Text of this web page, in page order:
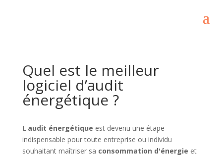
Quel est le meilleur
logiciel d’audit
énergétique ?
L'audit énergétique est devenu une étape
indispensable pour toute entreprise ou individu
souhaitant maîtriser sa consommation d'énergie et